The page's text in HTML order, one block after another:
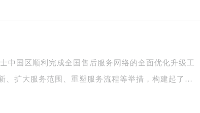
中国区顺利完成全国售后服务网络的全面优化升级工
、扩大服务范围、重塑服务流程等举措，构建起了…